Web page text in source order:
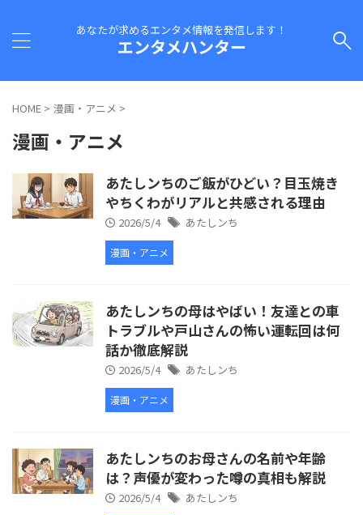
あなたが求めるエンタメ情報を発信します！
エンタメハンター
HOME > 漫画・アニメ >
漫画・アニメ
あたしンちのご飯がひどい？目玉焼き
やちくわがリアルと共感される理由
2026/5/4 あたしンち
漫画・アニメ
あたしンちの母はやばい！友達との車
トラブルや戸山さんの怖い運転回は何
話か徹底解説
2026/5/4 あたしンち
漫画・アニメ
あたしンちのお母さんの名前や年齢
は？声優が変わった噂の真相も解説
2026/5/4 あたしンち